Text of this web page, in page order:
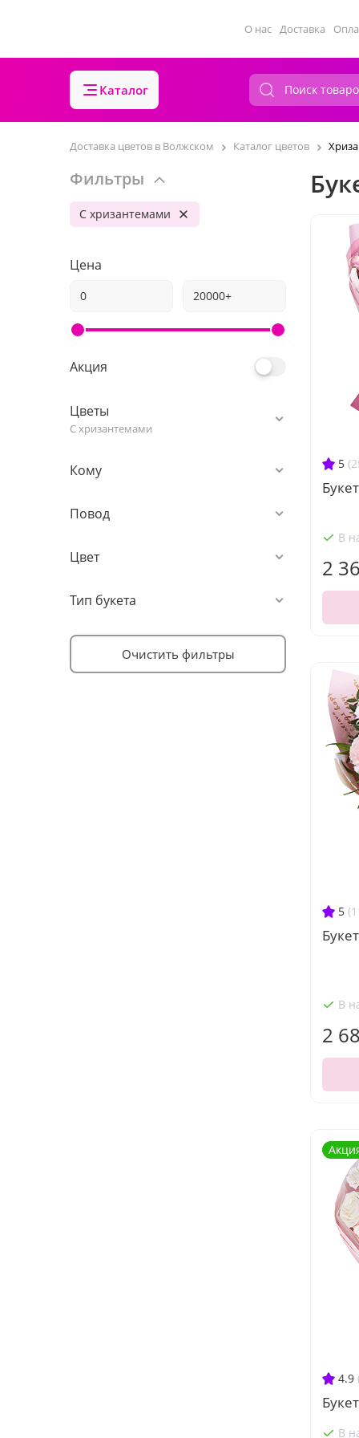
О нас Доставка
Каталог
Доставка цветов в Волжском Каталог цветов
Фильтры
С хризантемами
Цена
Акция
Цветы
С хризантемами
Кому
Повод
Цвет
Тип букета
Очистить фильтры
5
В
2
5
В
2
4.9
В